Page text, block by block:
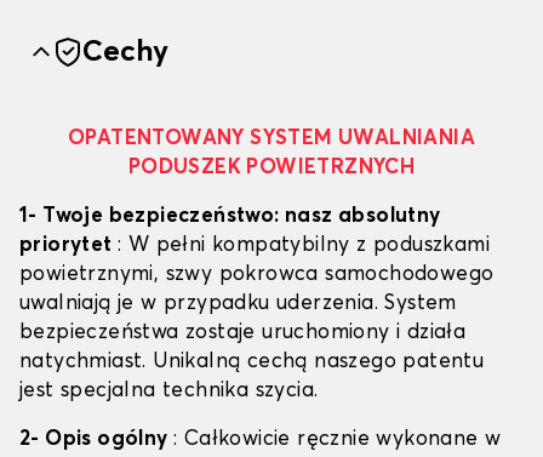
Cechy
OPATENTOWANY SYSTEM UWALNIANIA
PODUSZEK POWIETRZNYCH
1- Twoje bezpieczeństwo: nasz absolutny
priorytet: W pełni kompatybilny z poduszkami
powietrznymi, szwy pokrowca samochodowego
uwalniają je w przypadku uderzenia. System
bezpieczeństwa zostaje uruchomiony i działa
natychmiast. Unikalną cechą naszego patentu
jest specjalna technika szycia.
2- Opis ogólny : Całkowicie ręcznie wykonane w